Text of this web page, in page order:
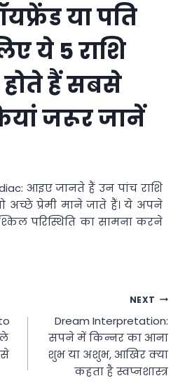
या पति
ये 5 राशि
हैं सबसे
जरूर जानें
आइए जानते हैं उन पांच राशि
प्रेमी माने जाते हैं। ये अपने
परिस्थिति का सामना करने
NEXT
Dream Interpretation:
सपने में किन्नर का आना
शुभ या अशुभ, आखिर क्या
कहता है स्वप्नशास्त्र